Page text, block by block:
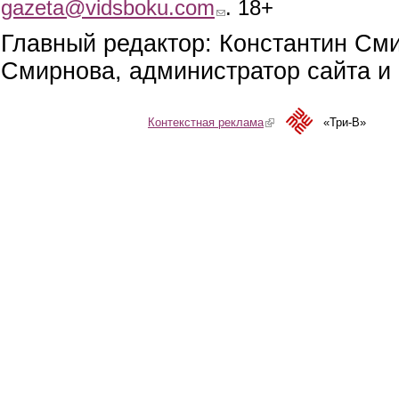
gazeta@vidsboku.com . 18+
Главный редактор: Константин
Смирнова, администратор сайта
Контекстная реклама(link is external)«Три-В»